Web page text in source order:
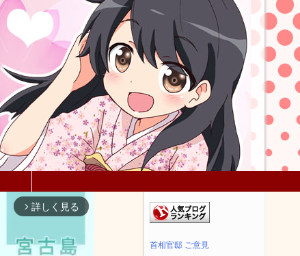
arrow_forward_ios 詳しく見る
首相官邸 ご意見